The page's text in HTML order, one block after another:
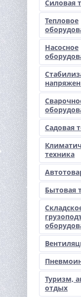
Силовая
Тепловое
Насосное
Садовая
техника
Бытовая
Туризм,
отдых